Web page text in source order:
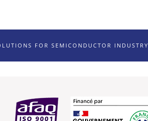
FOR SEMICONDUCTOR INDUSTRY